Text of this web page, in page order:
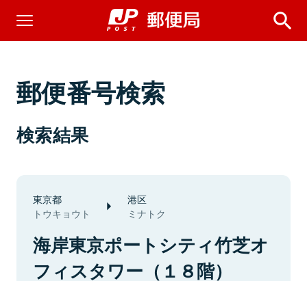
郵便番号検索
検索結果
東京都
トウキョウト
港区
ミナトク
海岸東京ポートシティ竹芝オ
フィスタワー（１８階）